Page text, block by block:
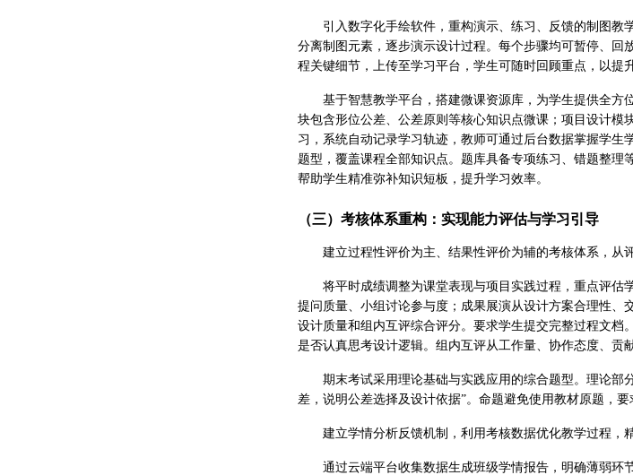
引入数字化手绘软件，重构演示、练习、反馈的制图
分离制图元素，逐步演示设计过程。每个步骤均可暂停、
程关键细节，上传至学习平台，学生可随时回顾重点，以提
基于智慧教学平台，搭建微课资源库，为学生提供全
块包含形位公差、公差原则等核心知识点微课；项目设计
习，系统自动记录学习轨迹，教师可通过后台数据掌握学
题型，覆盖课程全部知识点。题库具备专项练习、错题整理
帮助学生精准弥补知识短板，提升学习效率。
（三）考核体系重构：实现能力评估与学习引导
建立过程性评价为主、结果性评价为辅的考核体系，从
将平时成绩调整为课堂表现与项目实践过程，重点评
提问质量、小组讨论参与度；成果展演从设计方案合理性
设计质量和组内互评综合评分。要求学生提交完整过程文
是否认真思考设计逻辑。组内互评从工作量、协作态度、贡
期末考试采用理论基础与实践应用的综合题型。理论部
差，说明公差选择及设计依据”。命题避免使用教材原题，
建立学情分析反馈机制，利用考核数据优化教学过程，
通过云端平台收集数据生成班级学情报告，明确薄弱环